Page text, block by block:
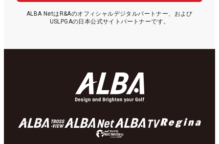
ALBA NetはR&Aのオフィシャルデジタルパートナー、および
USLPGAの日本公式サイトパートナーです。